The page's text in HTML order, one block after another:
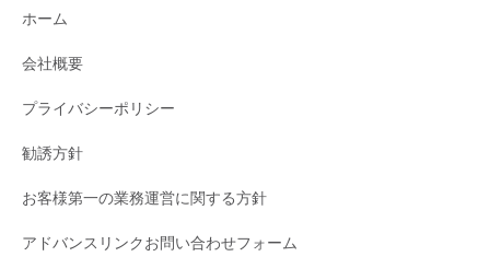
ホーム
会社概要
プライバシーポリシー
勧誘方針
お客様第一の業務運営に関する方針
アドバンスリンクお問い合わせフォーム